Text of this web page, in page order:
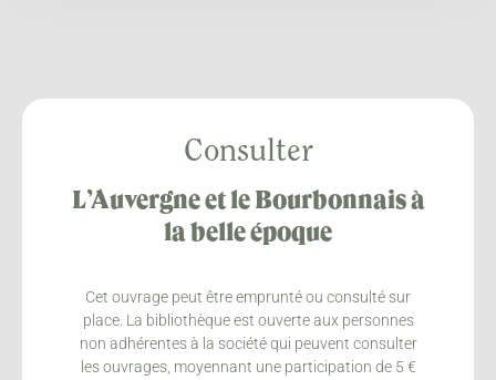
Consulter
L’Auvergne et le Bourbonnais à
la belle époque
Cet ouvrage peut être emprunté ou consulté sur
place. La bibliothèque est ouverte aux personnes
non adhérentes à la société qui peuvent consulter
les ouvrages, moyennant une participation de 5 €